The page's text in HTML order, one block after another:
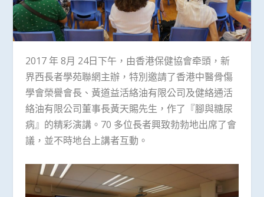
2017 年 8月 24日下午，由香港保健協會牵頭，新
界西長者學苑聯網主辦， 特別邀請了香港中醫骨傷
學會榮譽會長、黃道益活絡油有限公司及健絡通活
絡油有限公司董事長黃天賜先生，作了『腳與糖尿
病』的精彩演講。70 多位長者興致勃勃地出席了會
議，並不時地台上講者互動。